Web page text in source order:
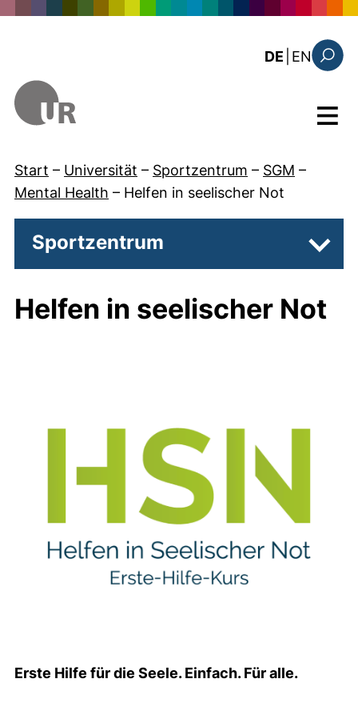
DE EN: the
Menü
Start – Universität – Sportzentrum – SGM –
Mental Health – Helfen in seelischer Not
Sportzentrum
Helfen in seelischer Not
Erste Hilfe für die Seele. Einfach. Für alle.